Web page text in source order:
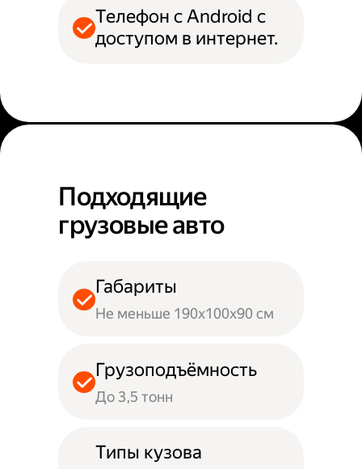
Телефон с Android с
доступом в интернет.
Подходящие
грузовые авто
Габариты
Не меньше 190х100х90 см
Грузоподъёмность
До 3,5 тонн
Типы кузова